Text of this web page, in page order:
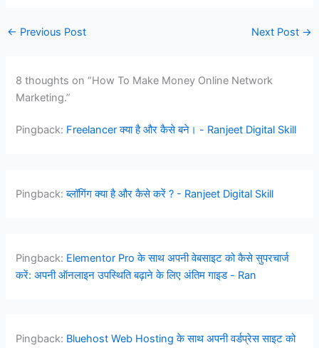
← Previous Post Next Post →
8 thoughts on “How To Make Money Online Network
Marketing.”
Pingback: Freelancer क्या है और कैसे बने। - Ranjeet Digital Skill
Pingback:ब्लॉगिंग क्या है और कैसे करें ? - Ranjeet Digital Skill
Pingback: Elementor Pro के साथ अपनी वेबसाइट को कैसे सुपरचार्ज
करें: अपनी ऑनलाइन उपस्थिति बढ़ाने के लिए अंतिम गाइड - Ran
Pingback: Bluehost Web Hosting के साथ अपनी वर्डप्रेस साइट को